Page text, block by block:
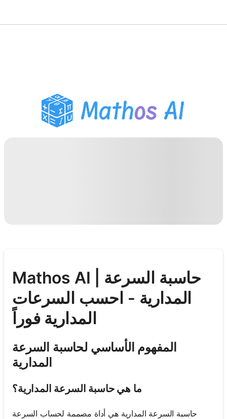
مساعد واجبات PDF
أدوات الدراسة
Mathos AI | حاسبة السرعة
المدارية - احسب السرعات
المدارية فوراً
المفهوم الأساسي لحاسبة السرعة
المدارية
ما هي حاسبة السرعة المدارية؟
حاسبة السرعة المدارية هي أداة مصممة لحساب السرعة